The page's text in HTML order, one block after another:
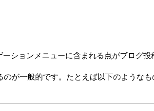
ションメニューに含まれる点がブログ投
が一般的です。たとえば以下のようなも